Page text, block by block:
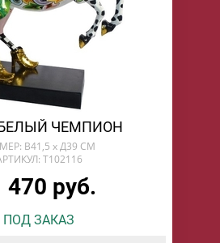
ЧЕМПИОН
В41,5 х Д39 СМ
T102116
470 руб.
ПОД ЗАКАЗ